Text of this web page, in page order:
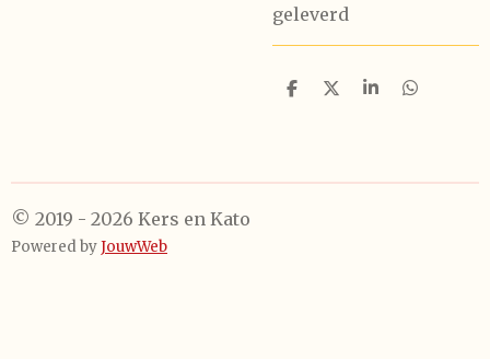
geleverd
D
D
S
D
© 2019 - 2026 Kers en Kato
Powered byJouwWeb